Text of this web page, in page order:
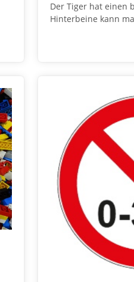
Der Tiger hat einen
Hinterbeine kann